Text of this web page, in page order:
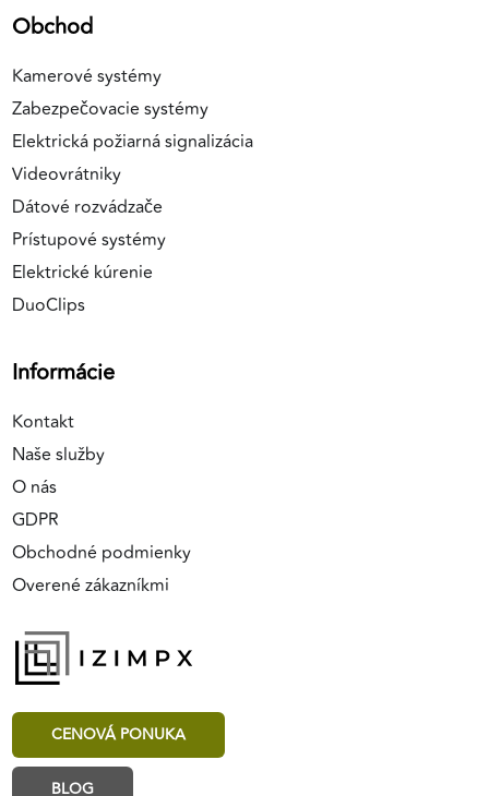
Obchod
Kamerové systémy
Zabezpečovacie systémy
Elektrická požiarná signalizácia
Videovrátniky
Dátové rozvádzače
Prístupové systémy
Elektrické kúrenie
DuoClips
Informácie
Kontakt
Naše služby
O nás
GDPR
Obchodné podmienky
Overené zákazníkmi
CENOVÁ PONUKA
BLOG